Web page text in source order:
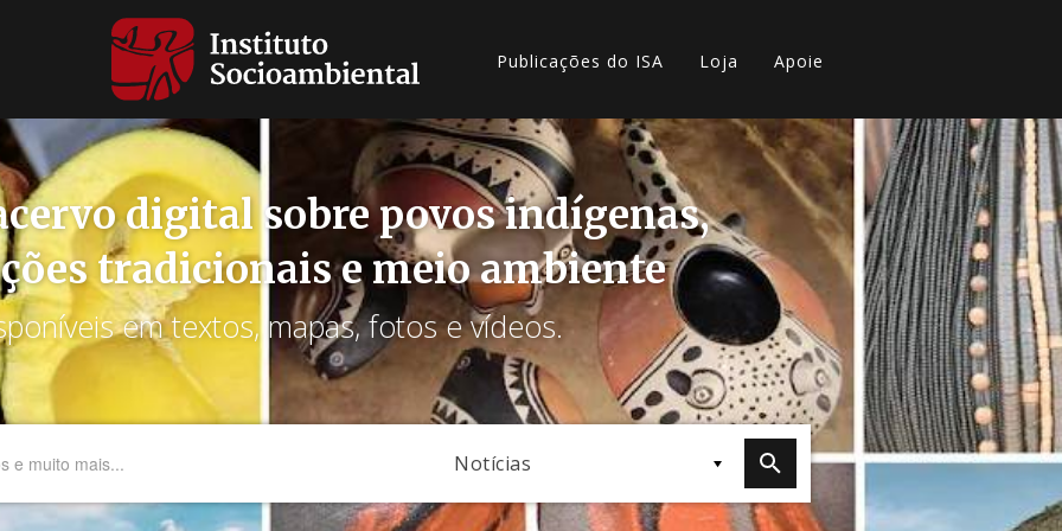
Publicações do ISA Loja Apoie
digital sobre povos indígenas,
tradicionais e meio ambiente
em textos, mapas, fotos e vídeos.
Notícias